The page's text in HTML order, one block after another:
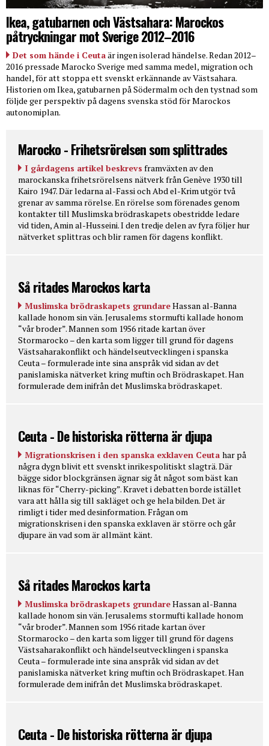
Ikea, gatubarnen och Västsahara: Marockos
påtryckningar mot Sverige 2012–2016
Det som hände i Ceutaär ingen isolerad händelse. Redan 2012–
2016 pressade Marocko Sverige med samma medel, migration och
handel, för att stoppa ett svenskt erkännande av Västsahara.
Historien om Ikea, gatubarnen på Södermalm och den tystnad som
följde ger perspektiv på dagens svenska stöd för Marockos
autonomiplan.
Marocko - Frihetsrörelsen som splittrades
I gårdagens artikel beskrevs framväxten av den
marockanska frihetsrörelsens nätverk från Genève 1930 till
Kairo 1947. Där ledarna al-Fassi och Abd el-Krim utgör två
grenar av samma rörelse. En rörelse som förenades genom
kontakter till Muslimska brödraskapets obestridde ledare
vid tiden, Amin al-Husseini. I den tredje delen av fyra följer hur
nätverket splittras och blir ramen för dagens konflikt.
Så ritades Marockos karta
Muslimska brödraskapets grundareHassan al-Banna
kallade honom sin vän. Jerusalems stormufti kallade honom
“vår broder”. Mannen som 1956 ritade kartan över
Stormarocko – den karta som ligger till grund för dagens
Västsaharakonflikt och händelseutvecklingen i spanska
Ceuta – formulerade inte sina anspråk vid sidan av det
panislamiska nätverket kring muftin och Brödraskapet. Han
formulerade dem inifrån det Muslimska brödraskapet.
Ceuta - De historiska rötterna är djupa
Migrationskrisen i den spanska exklaven Ceuta har på
några dygn blivit ett svenskt inrikespolitiskt slagträ. Där
bägge sidor blockgränsen ägnar sig åt något som bäst kan
liknas för “Cherry-picking”. Kravet i debatten borde istället
vara att hålla sig till sakläget och ge hela bilden. Det är
rimligt i tider med desinformation. Frågan om
migrationskrisen i den spanska exklaven är större och går
djupare än vad som är allmänt känt.
Så ritades Marockos karta
Muslimska brödraskapets grundareHassan al-Banna
kallade honom sin vän. Jerusalems stormufti kallade honom
“vår broder”. Mannen som 1956 ritade kartan över
Stormarocko – den karta som ligger till grund för dagens
Västsaharakonflikt och händelseutvecklingen i spanska
Ceuta – formulerade inte sina anspråk vid sidan av det
panislamiska nätverket kring muftin och Brödraskapet. Han
formulerade dem inifrån det Muslimska brödraskapet.
Ceuta - De historiska rötterna är djupa